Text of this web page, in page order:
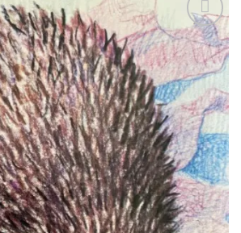
Tilføj
som
favorit